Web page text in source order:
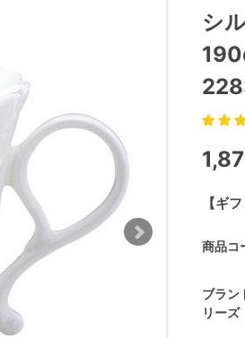
【ギ
シ
商品コ
ブラン
リーズ